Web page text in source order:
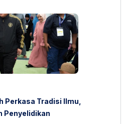
Perkasa Tradisi Ilmu,
Penyelidikan